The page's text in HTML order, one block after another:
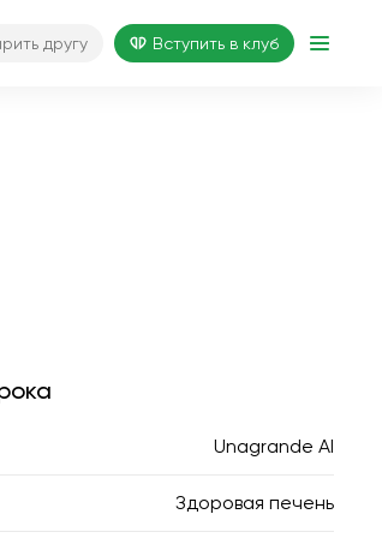
другу Вступить в клуб
Unagrande AI
Здоровая печень